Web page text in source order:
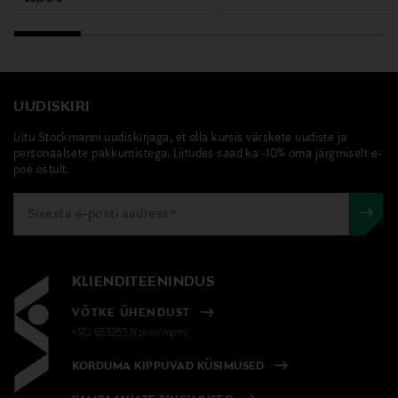
UUDISKIRI
Liitu Stockmanni uudiskirjaga, et olla kursis värskete uudiste ja
personaalsete pakkumistega. Liitudes saad ka -10% oma järgmiselt e-
poe ostult.
KLIENDITEENINDUS
VÕTKE ÜHENDUST
+372 6339539(pvm/mpm)
KORDUMA KIPPUVAD KÜSIMUSED